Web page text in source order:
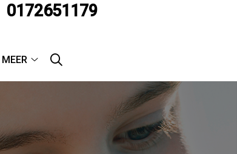
0172651179
MEER